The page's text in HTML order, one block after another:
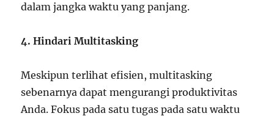
dalam jangka waktu yang panjang.
4. Hindari Multitasking
Meskipun terlihat efisien, multitasking
sebenarnya dapat mengurangi produktivitas
Anda. Fokus pada satu tugas pada satu waktu